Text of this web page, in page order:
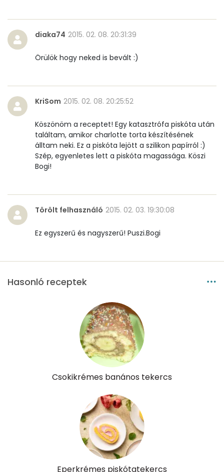
diaka74 2015. 02. 08. 20:31:39
Örülök hogy neked is bevált :)
KriSom 2015. 02. 08. 20:25:52
Köszönöm a receptet! Egy katasztrófa piskóta után
találtam, amikor charlotte torta készítésének
álltam neki. Ez a piskóta lejött a szilikon papírról :)
Szép, egyenletes lett a piskóta magassága. Köszi
Bogi!
Törölt felhasználó 2015. 02. 03. 19:30:08
Ez egyszerű és nagyszerű! Puszi.Bogi
Hasonló receptek
Csokikrémes banános tekercs
Eperkrémes piskótatekercs